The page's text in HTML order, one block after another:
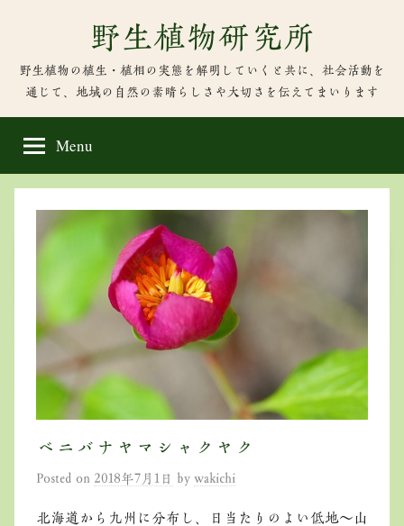
content
野生植物研究所
野生植物の植生・植相の実態を解明していくと共に、社会活動を
通じて、地域の自然の素晴らしさや大切さを伝えてまいります
Menu
ベニバナヤマシャクヤク
Posted on 2018年7月1日 by wakichi
北海道から九州に分布し、日当たりのよい低地～山